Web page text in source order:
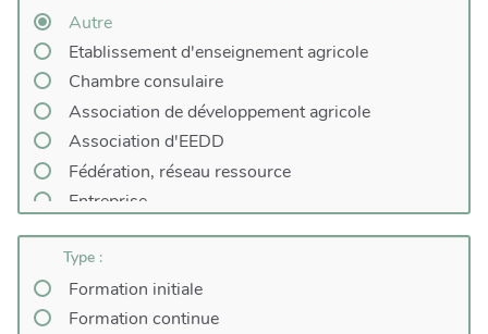
Autre
Etablissement d'enseignement agricole
Chambre consulaire
Association de développement agricole
Association d'EEDD
Fédération, réseau ressource
Entreprise
Type :
Formation initiale
Formation continue